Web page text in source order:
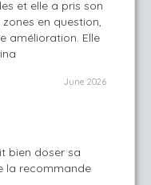
et elle a pris son
en question,
amélioration. Elle
June 2026
bien doser sa
la recommande